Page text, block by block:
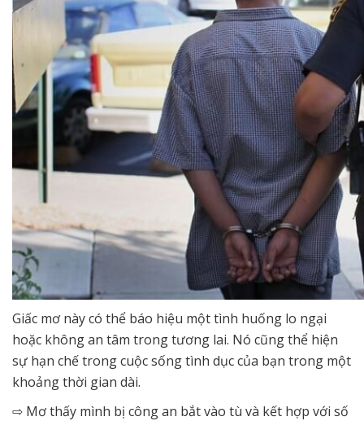
Giấc mơ này có thể báo hiệu một tình huống lo ngại
hoặc không an tâm trong tương lai. Nó cũng thể hiện
sự hạn chế trong cuộc sống tình dục của bạn trong một
khoảng thời gian dài.
⇨ Mơ thấy mình bị công an bắt vào tù và kết hợp với số